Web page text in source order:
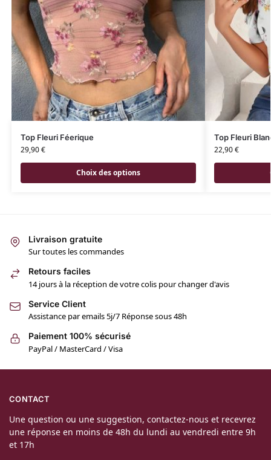
Top Fleuri Féerique
29,90€
Choix des options
Top Fleuri
22,90€
Livraison gratuite
Sur toutes les commandes
Retours faciles
14 jours à la réception de votre colis pour changer d'avis
Service Client
Assistance par emails 5j/7 Réponse sous 48h
Paiement 100% sécurisé
PayPal / MasterCard / Visa
CONTACT
Une question ou une suggestion, contactez-nous et recevrez
une réponse en moins de 48h du lundi au vendredi entre 9h
et 17h